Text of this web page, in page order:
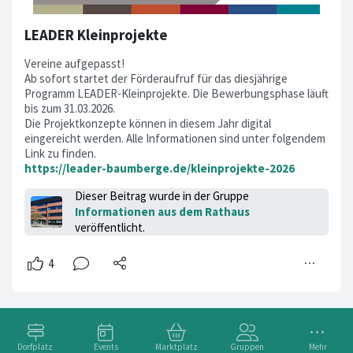
Dorfplatz Events Marktplatz Gruppen Mehr
LEADER Kleinprojekte
Vereine aufgepasst!
Ab sofort startet der Förderaufruf für das diesjährige
Programm LEADER-Kleinprojekte. Die Bewerbungsphase läuft
bis zum 31.03.2026.
Die Projektkonzepte können in diesem Jahr digital
eingereicht werden. Alle Informationen sind unter folgendem
Link zu finden.
https://leader-baumberge.de/kleinprojekte-2026
Dieser Beitrag wurde in der Gruppe
Informationen aus dem Rathaus
veröffentlicht.